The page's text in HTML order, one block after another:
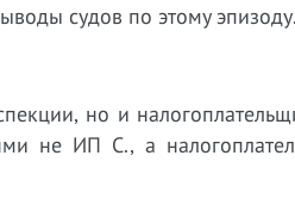
судов по этому эпизоду.
но и
не ИП С., а